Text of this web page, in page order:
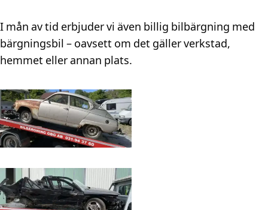
I mån av tid erbjuder vi även billig bilbärgning med
bärgningsbil – oavsett om det gäller verkstad,
hemmet eller annan plats.